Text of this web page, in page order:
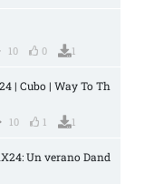
10 0 1
| Cubo | Way To Th
10 1 1
Un verano Dand